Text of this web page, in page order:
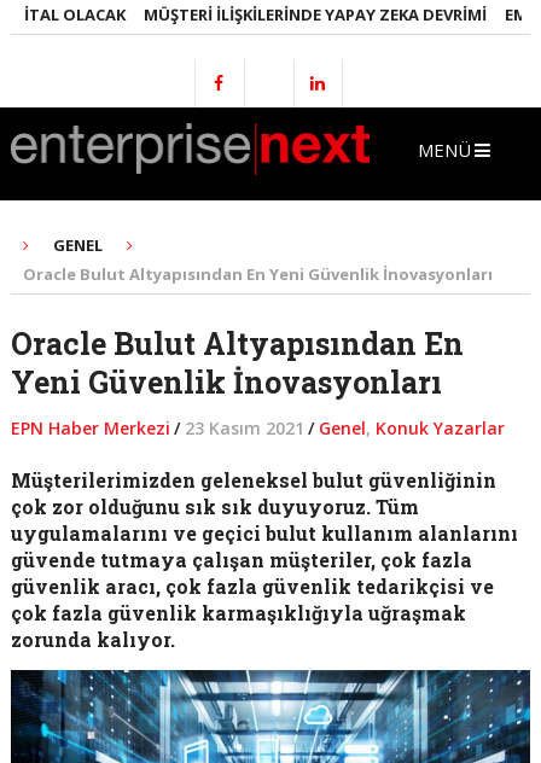
OLACAK MÜŞTERI İLIŞKILERINDE YAPAY ZEKA DEVRIMI EMLAKTA
MENÜ
GENEL
Oracle Bulut Altyapısından En Yeni Güvenlik İnovasyonları
Oracle Bulut Altyapısından En
Yeni Güvenlik İnovasyonları
EPN Haber Merkezi / 23 Kasım 2021 / Genel, Konuk Yazarlar
Müşterilerimizden geleneksel bulut güvenliğinin
çok zor olduğunu sık sık duyuyoruz. Tüm
uygulamalarını ve geçici bulut kullanım alanlarını
güvende tutmaya çalışan müşteriler, çok fazla
güvenlik aracı, çok fazla güvenlik tedarikçisi ve
çok fazla güvenlik karmaşıklığıyla uğraşmak
zorunda kalıyor.